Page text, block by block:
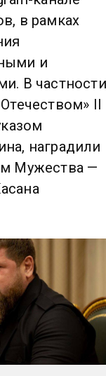
в рамках
и
В
II
наградили
Мужества —